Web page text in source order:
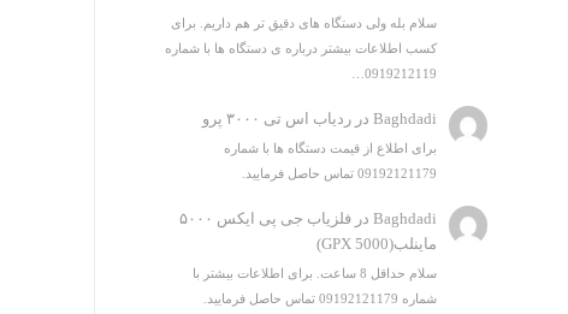
سلام بله ولی دستگاه های دقیق تر هم داریم. برای
کسب اطلاعات بیشتر درباره ی دستگاه ها با شماره
0919212119…
Baghdadi درردیاب اس تی ۳۰۰۰ پرو
برای اطلاع از قیمت دستگاه ها با شماره
09192121179 تماس حاصل فرمایید.
Baghdadi در
فلزیاب جی پی ایکس ۵۰۰۰
ماینلب(GPX 5000)
سلام حداقل 8 ساعت. برای اطلاعات بیشتر با
شماره 09192121179 تماس حاصل فرمایید.